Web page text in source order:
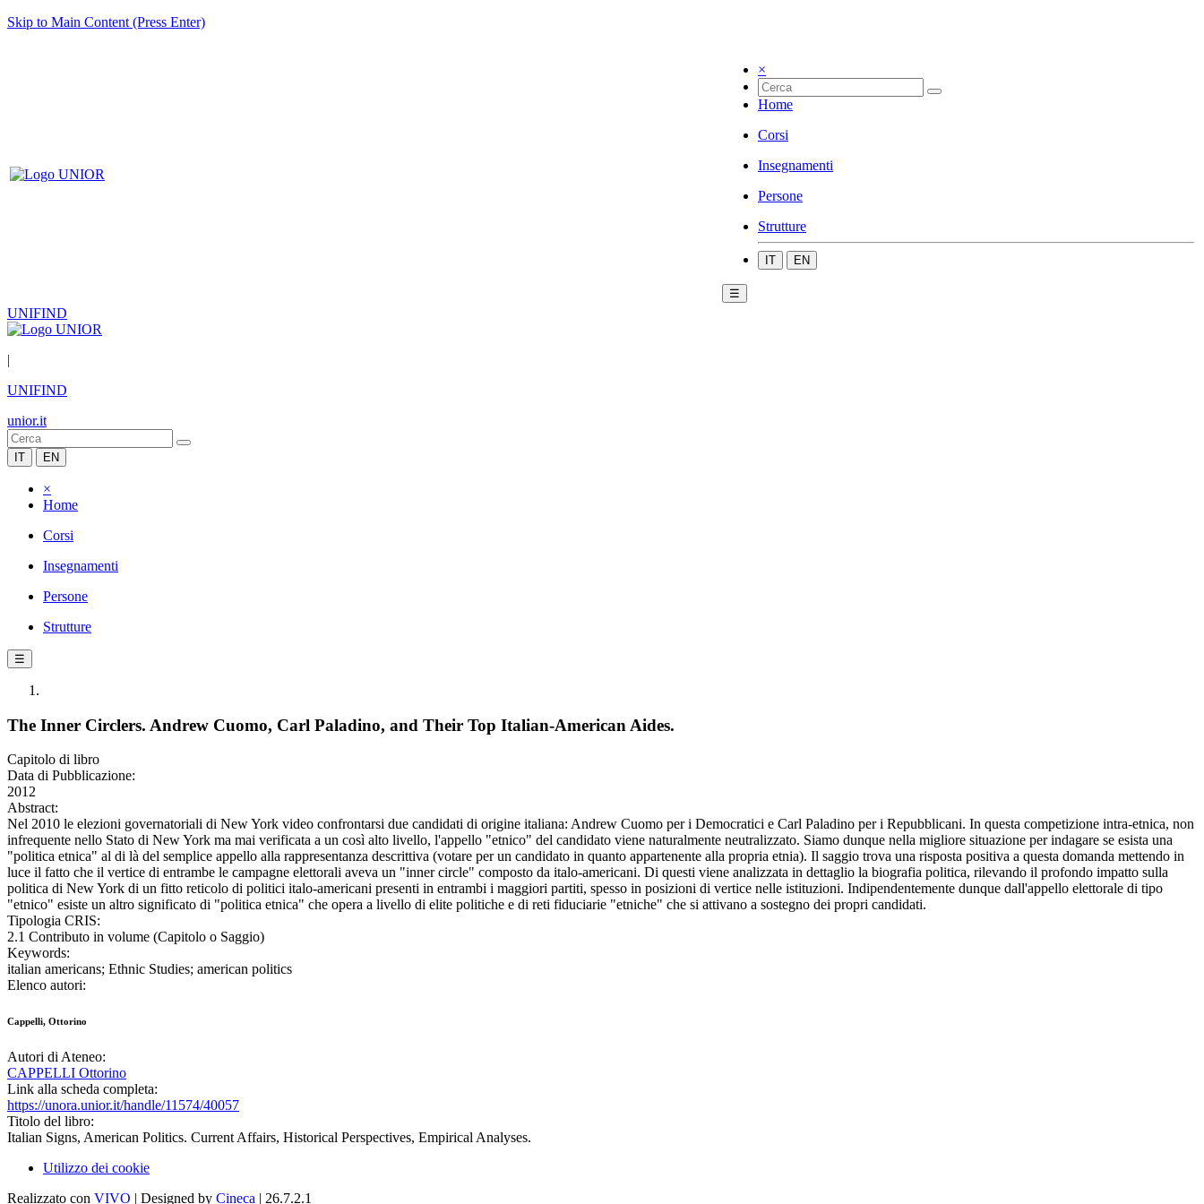
Skip to Main Content (Press Enter)
×
Home
Corsi
Insegnamenti
Persone
Strutture
IT EN
☰
UNIFIND
|
UNIFIND
unior.it
IT EN
×
Home
Corsi
Insegnamenti
Persone
Strutture
☰
The Inner Circlers. Andrew Cuomo, Carl Paladino, and Their Top Italian-American Aides.
Capitolo di libro
Data di Pubblicazione:
2012
Abstract:
Nel 2010 le elezioni governatoriali di New York video confrontarsi due candidati di origine italiana: Andrew Cuomo per i Democratici e Carl Paladino per i Repubblicani. In questa competizione intra-etnica, non
infrequente nello Stato di New York ma mai verificata a un così alto livello, l'appello "etnico" del candidato viene naturalmente neutralizzato. Siamo dunque nella migliore situazione per indagare se esista una
"politica etnica" al di là del semplice appello alla rappresentanza descrittiva (votare per un candidato in quanto appartenente alla propria etnia). Il saggio trova una risposta positiva a questa domanda mettendo in
luce il fatto che il vertice di entrambe le campagne elettorali aveva un "inner circle" composto da italo-americani. Di questi viene analizzata in dettaglio la biografia politica, rilevando il profondo impatto sulla
politica di New York di un fitto reticolo di politici italo-americani presenti in entrambi i maggiori partiti, spesso in posizioni di vertice nelle istituzioni. Indipendentemente dunque dall'appello elettorale di tipo
"etnico" esiste un altro significato di "politica etnica" che opera a livello di elite politiche e di reti fiduciarie "etniche" che si attivano a sostegno dei propri candidati.
Tipologia CRIS:
2.1 Contributo in volume (Capitolo o Saggio)
Keywords:
italian americans; Ethnic Studies; american politics
Elenco autori:
Cappelli, Ottorino
Autori di Ateneo:
CAPPELLI Ottorino
Link alla scheda completa:
https://unora.unior.it/handle/11574/40057
Titolo del libro:
Italian Signs, American Politics. Current Affairs, Historical Perspectives, Empirical Analyses.
Utilizzo dei cookie
Realizzato con VIVO | Designed by Cineca | 26.7.2.1